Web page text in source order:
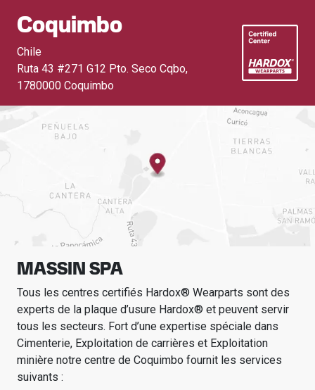
Coquimbo
Chile
Ruta 43 #271 G12 Pto. Seco Cqbo,
1780000 Coquimbo
MASSIN SPA
Tous les centres certifiés Hardox® Wearparts sont des
experts de la plaque d’usure Hardox® et peuvent servir
tous les secteurs. Fort d’une expertise spéciale dans
Cimenterie, Exploitation de carrières et Exploitation
minière notre centre de Coquimbo fournit les services
suivants :